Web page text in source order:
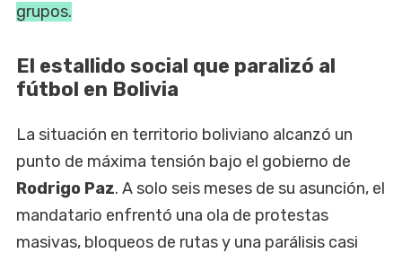
grupos.
El estallido social que paralizó al
fútbol en Bolivia
La situación en territorio boliviano alcanzó un
punto de máxima tensión bajo el gobierno de
Rodrigo Paz. A solo seis meses de su asunción, el
mandatario enfrentó una ola de protestas
masivas, bloqueos de rutas y una parálisis casi